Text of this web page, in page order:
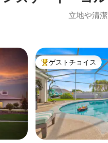
立地や清
大好評のゲストチョ
ゲストチョイス